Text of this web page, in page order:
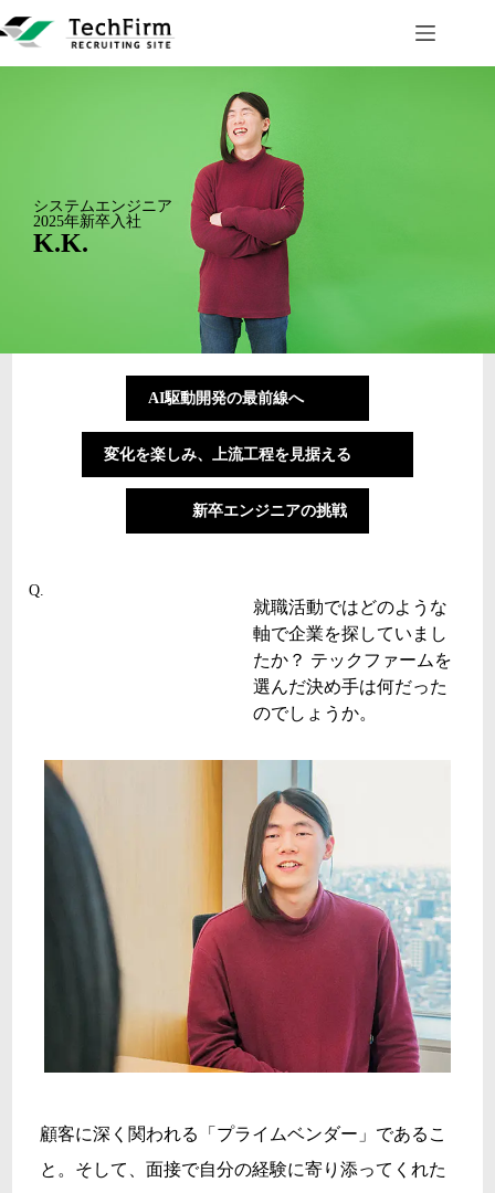
システムエンジニア
2025年新卒入社
K.K.
AI駆動開発の最前線へ
変化を楽しみ、上流工程を見据える
新卒エンジニアの挑戦
Q.
就職活動ではどのような
軸で企業を探していまし
たか？ テックファームを
選んだ決め手は何だった
のでしょうか。
顧客に深く関われる「プライムベンダー」であるこ
と。そして、面接で自分の経験に寄り添ってくれた